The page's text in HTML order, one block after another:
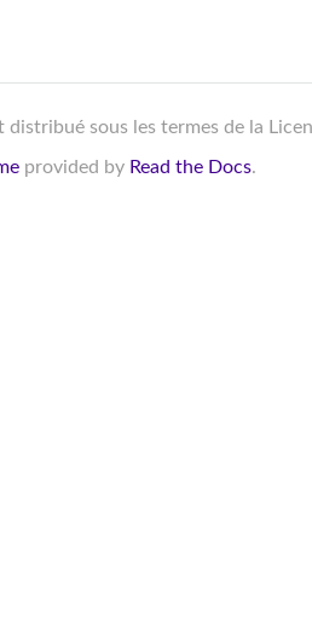
sous les termes de la
provided by Read the Docs.